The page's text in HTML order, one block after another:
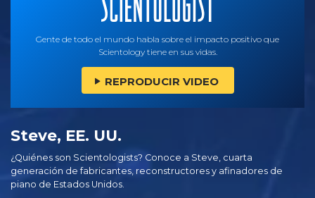
Gente de todo el mundo habla sobre el impacto positivo que
Scientology tiene en sus vidas.
REPRODUCIR VIDEO
Steve, EE. UU.
¿Quiénes son Scientologists? Conoce a Steve, cuarta
generación de fabricantes, reconstructores y afinadores de
piano de Estados Unidos.